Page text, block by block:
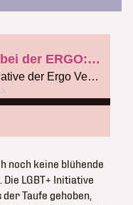
noch keine blühende
LGBT+ Initiative
Taufe gehoben,